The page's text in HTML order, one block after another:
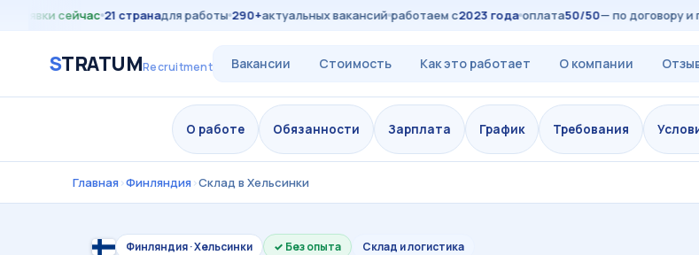
сейчас 21 странадля работы 290+актуальных вакансий работаем с2023 года оплата50/50— по договору и
STRATUMRecruitment Вакансии Стоимость Как это работает О компании
О работе Обязанности Зарплата График Требования
Главная›Финляндия›Склад в Хельсинки
Финляндия · Хельсинки Без опыта Склад и логистика